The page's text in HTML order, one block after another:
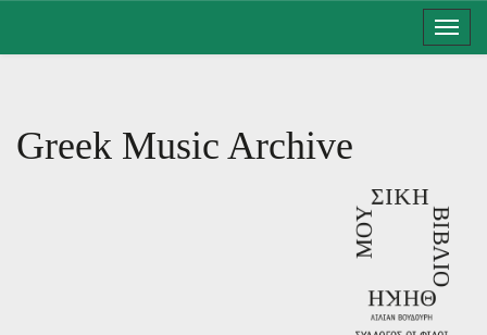
Greek Music Archive